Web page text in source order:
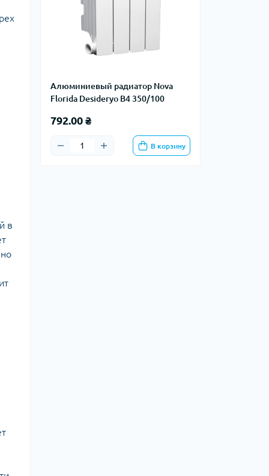
Алюминиевый радиатор Nova
Florida Desideryo B4 350/100
792.00 ₴
В корзину
в